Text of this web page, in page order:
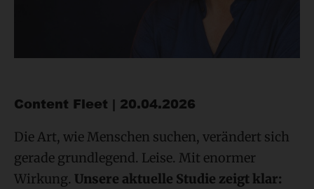
Content Fleet | 20.04.2026
Die Art, wie Menschen suchen, verändert sich
gerade grundlegend. Leise. Mit enormer
Wirkung. Unsere aktuelle Studie zeigt klar: